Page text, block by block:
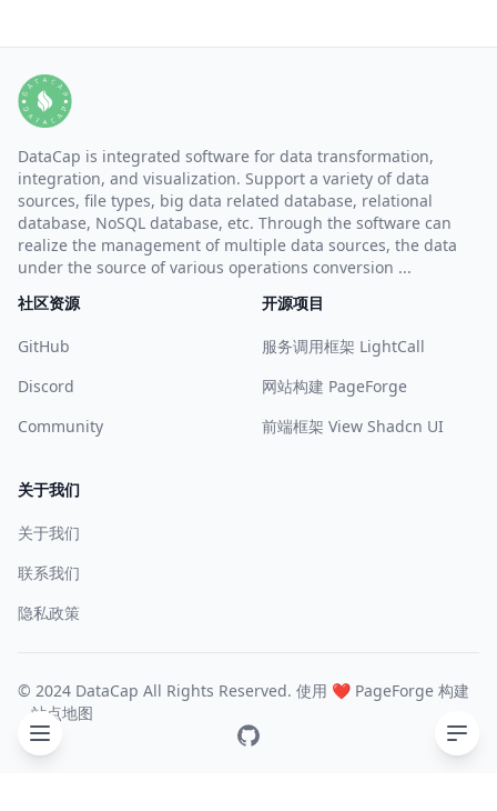
DataCap is integrated software for data transformation,
integration, and visualization. Support a variety of data
sources, file types, big data related database, relational
database, NoSQL database, etc. Through the software can
realize the management of multiple data sources, the data
under the source of various operations conversion ...
社区资源
GitHub
Discord
Community
开源项目
服务调用框架 LightCall
网站构建 PageForge
前端框架 View Shadcn UI
关于我们
关于我们
联系我们
隐私政策
© 2024 DataCap All Rights Reserved. 使用 ❤️ PageForge 构建
站点地图